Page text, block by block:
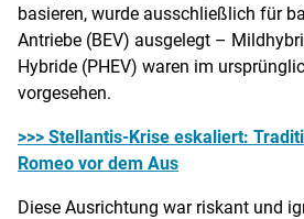
basieren, wurde ausschließlich für
Antriebe (BEV) ausgelegt –
Hybride (PHEV) waren im
vorgesehen.
>>> Stellantis-Krise eskaliert:
Romeo vor dem Aus
Diese Ausrichtung war riskant und